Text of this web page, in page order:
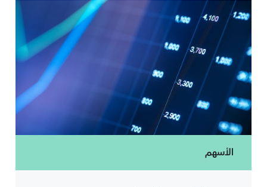
الأسهم